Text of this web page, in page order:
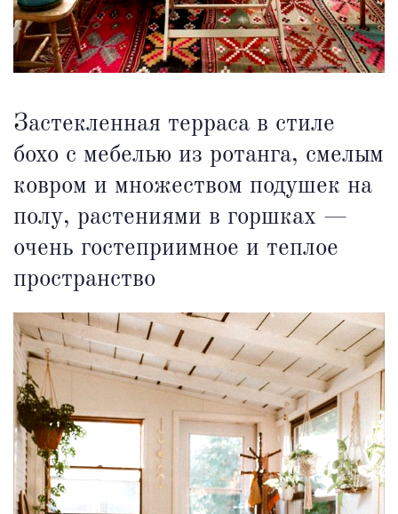
Застекленная терраса в стиле
бохо с мебелью из ротанга, смелым
ковром и множеством подушек на
полу, растениями в горшках —
очень гостеприимное и теплое
пространство